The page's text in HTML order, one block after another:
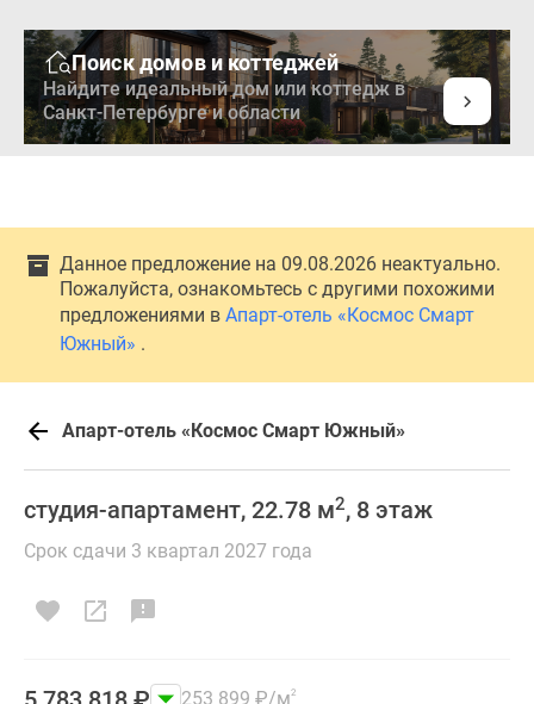
Поиск домов и коттеджей
Найдите идеальный дом или коттедж в
Санкт-Петербурге и области
Данное предложение на 09.08.2026 неактуально.
Пожалуйста, ознакомьтесь с другими похожими
предложениями в Апарт-отель «Космос Смарт
Южный» .
Апарт-отель «Космос Смарт Южный»
студия-апартамент, 22.78 м2, 8 этаж
Срок сдачи 3 квартал 2027 года
253 899 ₽/м2